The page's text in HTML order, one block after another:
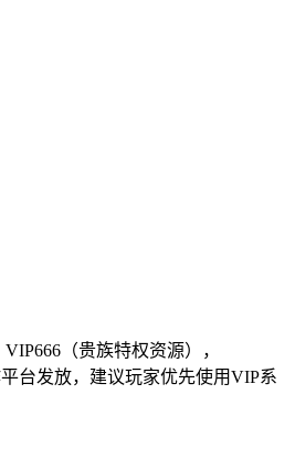
（贵族特权资源），
台发放，建议玩家优先使用VIP系